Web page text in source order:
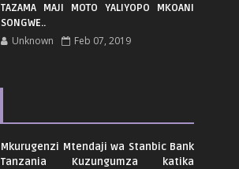
TAZAMA MAJI MOTO YALIYOPO MKOANI
SONGWE..
Unknown Feb 07, 2019
Mkurugenzi Mtendaji wa Stanbic Bank
Tanzania Kuzungumza katika